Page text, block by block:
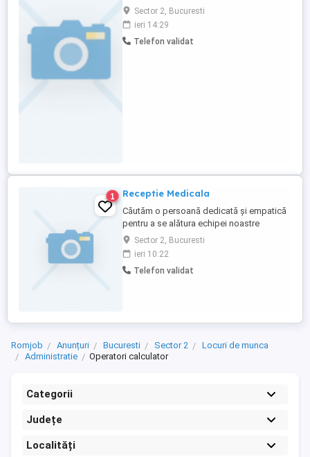
echipei noastre din domeniul juridic.
Cerinte: Nu este necesara experienta
anterioara Nu sunt solicitate studii juridice
Seriozitate, punctualitate si dorinta de
Sector 2, Bucuresti
ieri 14:29
Telefon validat
1 Receptie Medicala
Căutăm o persoană dedicată și empatică
pentru a se alătura echipei noastre
medicale, în rolul de Recepționer ă
Medicală. Persoana ideală va fi primul
punct de contact pentru pacienți,
oferindu-le o experiență caldă și
Sector 2, Bucuresti
ieri 10:22
Telefon validat
Romjob Anunțuri Bucuresti Sector 2
Locuri de munca
Administratie
Operatori calculator
Categorii
Județe
Localități